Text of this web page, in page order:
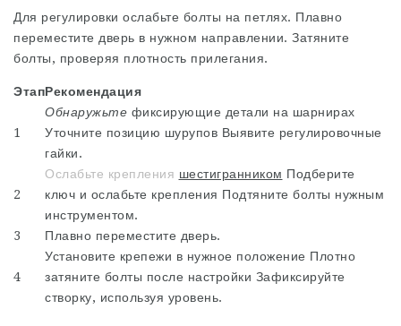
Для регулировки ослабьте болты на петлях. Плавно
переместите дверь в нужном направлении. Затяните
болты, проверяя плотность прилегания.
ЭтапРекомендация
1
Обнаружьте фиксирующие детали на шарнирах
Уточните позицию шурупов Выявите регулировочные
гайки.
2
Ослабьте крепления шестигранником Подберите
ключ и ослабьте крепления Подтяните болты нужным
инструментом.
3
Плавно переместите дверь.
4
Установите крепежи в нужное положение Плотно
затяните болты после настройки Зафиксируйте
створку, используя уровень.